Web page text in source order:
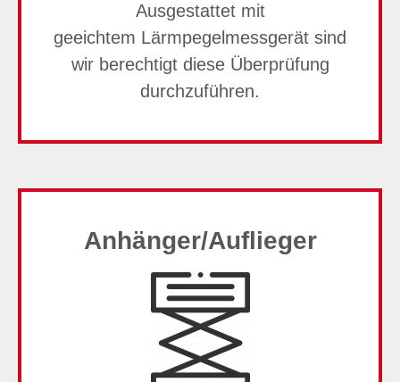
Ausgestattet mit
geeichtem Lärmpegelmessgerät sind
wir berechtigt diese Überprüfung
durchzuführen.
Anhänger/Auflieger